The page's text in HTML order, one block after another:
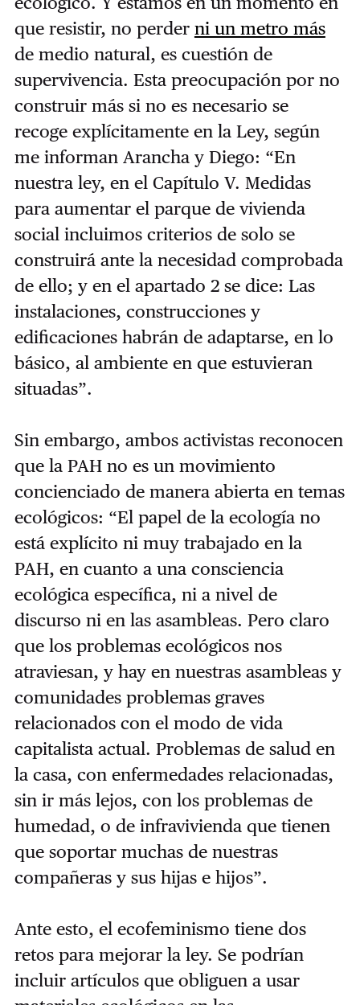
que resistir, no perder ni un metro más
de medio natural, es cuestión de
supervivencia. Esta preocupación por no
construir más si no es necesario se
recoge explícitamente en la Ley, según
me informan Arancha y Diego: “En
nuestra ley, en el Capítulo V. Medidas
para aumentar el parque de vivienda
social incluimos criterios de solo se
construirá ante la necesidad comprobada
de ello; y en el apartado 2 se dice: Las
instalaciones, construcciones y
edificaciones habrán de adaptarse, en lo
básico, al ambiente en que estuvieran
situadas”.
Sin embargo, ambos activistas reconocen
que la PAH no es un movimiento
concienciado de manera abierta en temas
ecológicos: “El papel de la ecología no
está explícito ni muy trabajado en la
PAH, en cuanto a una consciencia
ecológica específica, ni a nivel de
discurso ni en las asambleas. Pero claro
que los problemas ecológicos nos
atraviesan, y hay en nuestras asambleas y
comunidades problemas graves
relacionados con el modo de vida
capitalista actual. Problemas de salud en
la casa, con enfermedades relacionadas,
sin ir más lejos, con los problemas de
humedad, o de infravivienda que tienen
que soportar muchas de nuestras
compañeras y sus hijas e hijos”.
Ante esto, el ecofeminismo tiene dos
retos para mejorar la ley. Se podrían
incluir artículos que obliguen a usar